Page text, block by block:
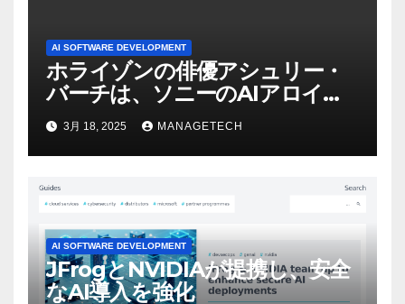
AI SOFTWARE DEVELOPMENT
ホライゾンの俳優アシュリー・
バーチは、ソニーのAIアロイの
ビデオを見て「ゲームパフォー
マンスという芸術形式に不安を
感じた」と語る – IGN
3月 18, 2025 MANAGETECH
AI SOFTWARE DEVELOPMENT
JFrogとNVIDIAが提携し、安全
なAI導入を強化